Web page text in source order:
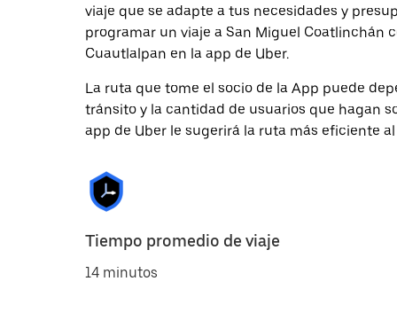
viaje que se adapte a tus necesidades y
programar un viaje a San Miguel Coatlinchán
Cuautlalpan en la app de Uber.
La ruta que tome el socio de la App puede
tránsito y la cantidad de usuarios que hagan
app de Uber le sugerirá la ruta más eficiente
Tiempo promedio de viaje
14 minutos